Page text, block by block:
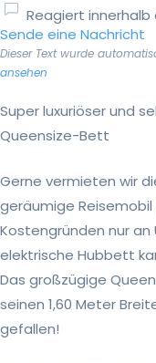
Reagiert innerhalb
Sende eine Nachricht
Dieser Text wurde
ansehen
Super luxuriöser und
Queensize-Bett
Gerne vermieten wir
geräumige
Kostengründen nur an
elektrische Hubbett
Das großzügige
seinen 1,60 Meter
gefallen!